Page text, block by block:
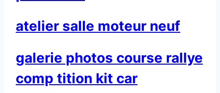
atelier salle moteur neuf
galerie photos course rallye
comp tition kit car